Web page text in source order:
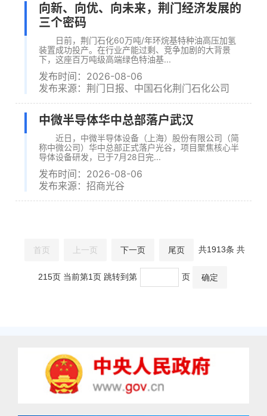
向新、向优、向未来，荆门经济发展的
三个密码
日前，荆门石化60万吨/年环烷基特种油高压加氢
装置成功投产。在行业产能过剩、竞争加剧的大背景
下，这座百万吨级高端绿色特油基...
发布时间：2026-08-06
发布来源：荆门日报、中国石化荆门石化公司
中微半导体华中总部落户武汉
近日，中微半导体设备（上海）股份有限公司（简
称中微公司）华中总部正式落户光谷，项目聚焦核心半
导体设备研发，已于7月28日完...
发布时间：2026-08-06
发布来源：招商光谷
首页 上一页 下一页 尾页 共1913条 共
215页 当前第1页 跳转到第 页 确定